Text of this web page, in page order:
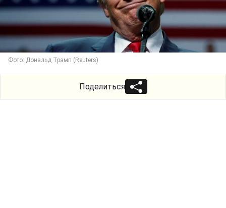
Фото: Дональд Трамп (Reuters)
Поделиться